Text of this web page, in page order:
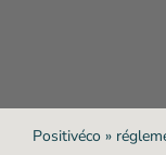
Positivéco»